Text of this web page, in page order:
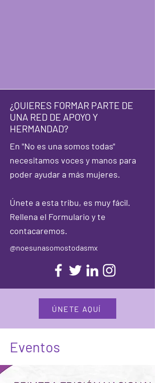
¿QUIERES FORMAR PARTE DE
UNA RED DE APOYO Y
HERMANDAD?
En "No es una somos todas"
necesitamos voces y manos para
poder ayudar a más mujeres.
​Únete a esta tribu, es muy fácil.
Rellena el Formulario y te
contacaremos.
@noesunasomostodasmx
ÚNETE AQUÍ
Eventos